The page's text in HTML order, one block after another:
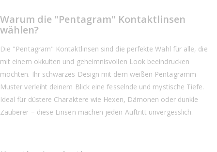
Warum die "Pentagram" Kontaktlinsen
wählen?
Die "Pentagram" Kontaktlinsen sind die perfekte Wahl für alle, die
mit einem okkulten und geheimnisvollen Look beeindrucken
möchten. Ihr schwarzes Design mit dem weißen Pentagramm-
Muster verleiht deinem Blick eine fesselnde und mystische Tiefe.
Ideal für düstere Charaktere wie Hexen, Dämonen oder dunkle
Zauberer – diese Linsen machen jeden Auftritt unvergesslich.